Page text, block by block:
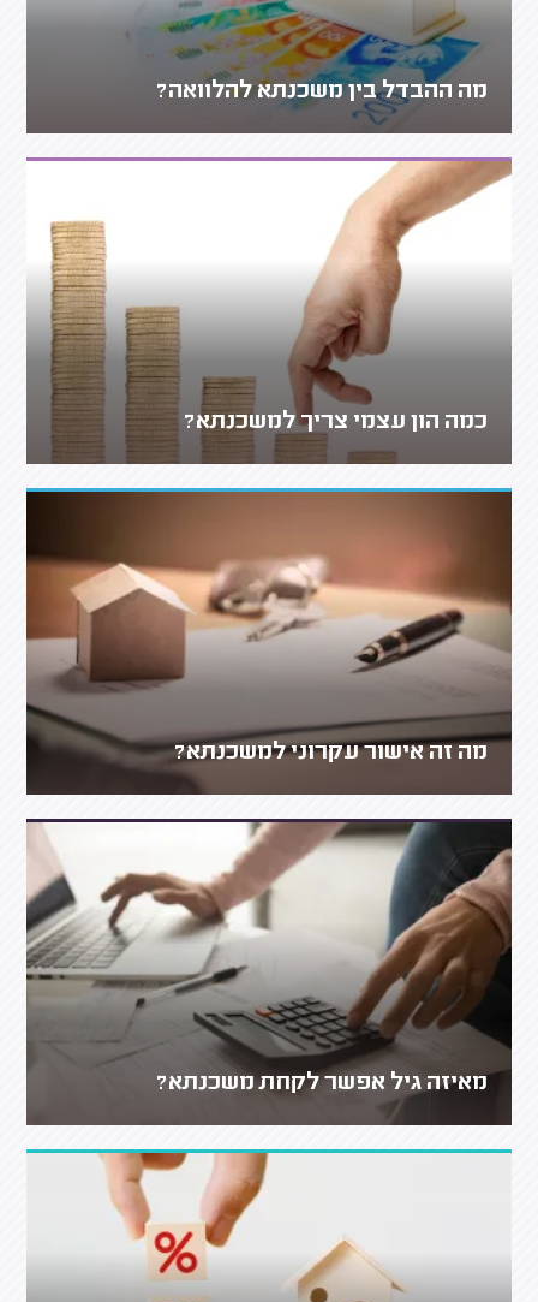
מה ההבדל בין משכנתא להלוואה?
כמה הון עצמי צריך למשכנתא?
מה זה אישור עקרוני למשכנתא?
מאיזה גיל אפשר לקחת משכנתא?